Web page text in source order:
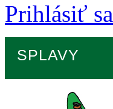
Prihlásiť sa
SPLAVY